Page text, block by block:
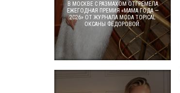
В МОСКВЕ С РАЗМАХОМ ОТГРЕМЕЛА
ЕЖЕГОДНАЯ ПРЕМИЯ «МАМА ГОДА —
2026» ОТ ЖУРНАЛА MODA TOPICAL
ОКСАНЫ ФЁДОРОВОЙ.